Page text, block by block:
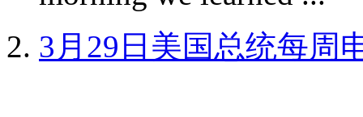
3月29日美国总统每周